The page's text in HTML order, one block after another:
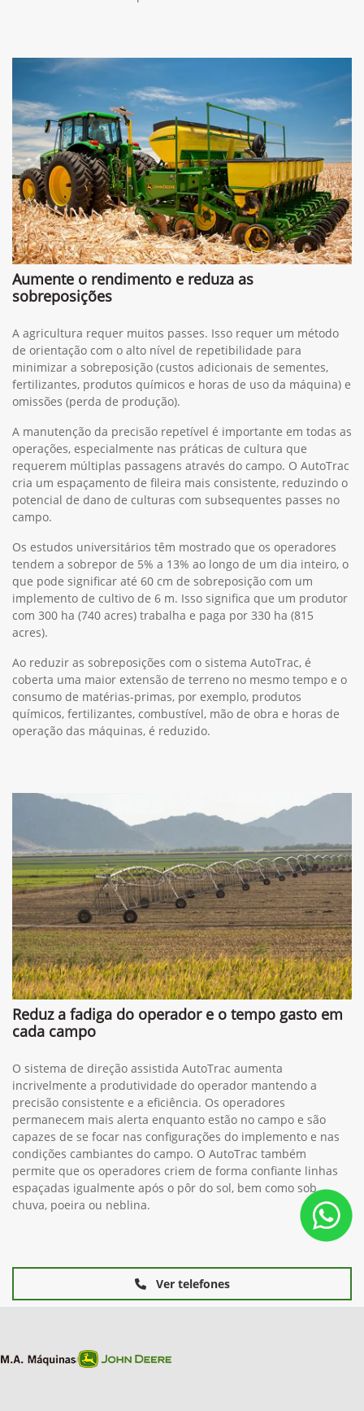
Aumente o rendimento e reduza as
sobreposições
A agricultura requer muitos passes. Isso requer um método
de orientação com o alto nível de repetibilidade para
minimizar a sobreposição (custos adicionais de sementes,
fertilizantes, produtos químicos e horas de uso da máquina) e
omissões (perda de produção).
A manutenção da precisão repetível é importante em todas as
operações, especialmente nas práticas de cultura que
requerem múltiplas passagens através do campo. O AutoTrac
cria um espaçamento de fileira mais consistente, reduzindo o
potencial de dano de culturas com subsequentes passes no
campo.
Os estudos universitários têm mostrado que os operadores
tendem a sobrepor de 5% a 13% ao longo de um dia inteiro, o
que pode significar até 60 cm de sobreposição com um
implemento de cultivo de 6 m. Isso significa que um produtor
com 300 ha (740 acres) trabalha e paga por 330 ha (815
acres).
Ao reduzir as sobreposições com o sistema AutoTrac, é
coberta uma maior extensão de terreno no mesmo tempo e o
consumo de matérias-primas, por exemplo, produtos
químicos, fertilizantes, combustível, mão de obra e horas de
operação das máquinas, é reduzido.
Reduz a fadiga do operador e o tempo gasto em
cada campo
O sistema de direção assistida AutoTrac aumenta
incrivelmente a produtividade do operador mantendo a
precisão consistente e a eficiência. Os operadores
permanecem mais alerta enquanto estão no campo e são
capazes de se focar nas configurações do implemento e nas
condições cambiantes do campo. O AutoTrac também
permite que os operadores criem de forma confiante linhas
espaçadas igualmente após o pôr do sol, bem como sob
chuva, poeira ou neblina.
Ver telefones